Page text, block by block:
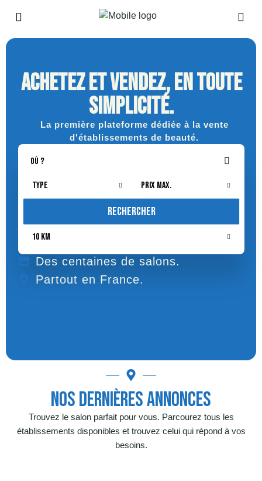
achetez et vendez, en toute
simplicité.
La première plateforme dédiée à la vente
d'établissements de beauté.
Type Prix Max.
Rechercher
10 km
Des centaines de salons.
Partout en France.
Nos Dernières Annonces
Trouvez le salon parfait pour vous. Parcourez tous les
établissements disponibles et trouvez celui qui répond à vos
besoins.